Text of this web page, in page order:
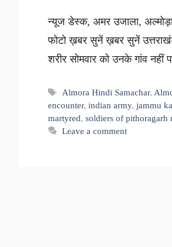
न्यूज डेस्क, अमर उजाला,
फोटो ख़बर सुनें ख़बर सुनें
शरीर सोमवार को उनके गांव
Tags
Almora Hindi Samachar,
encounter, indian army, jammu
martyred, soldiers of pithoragarh
Leave a comment